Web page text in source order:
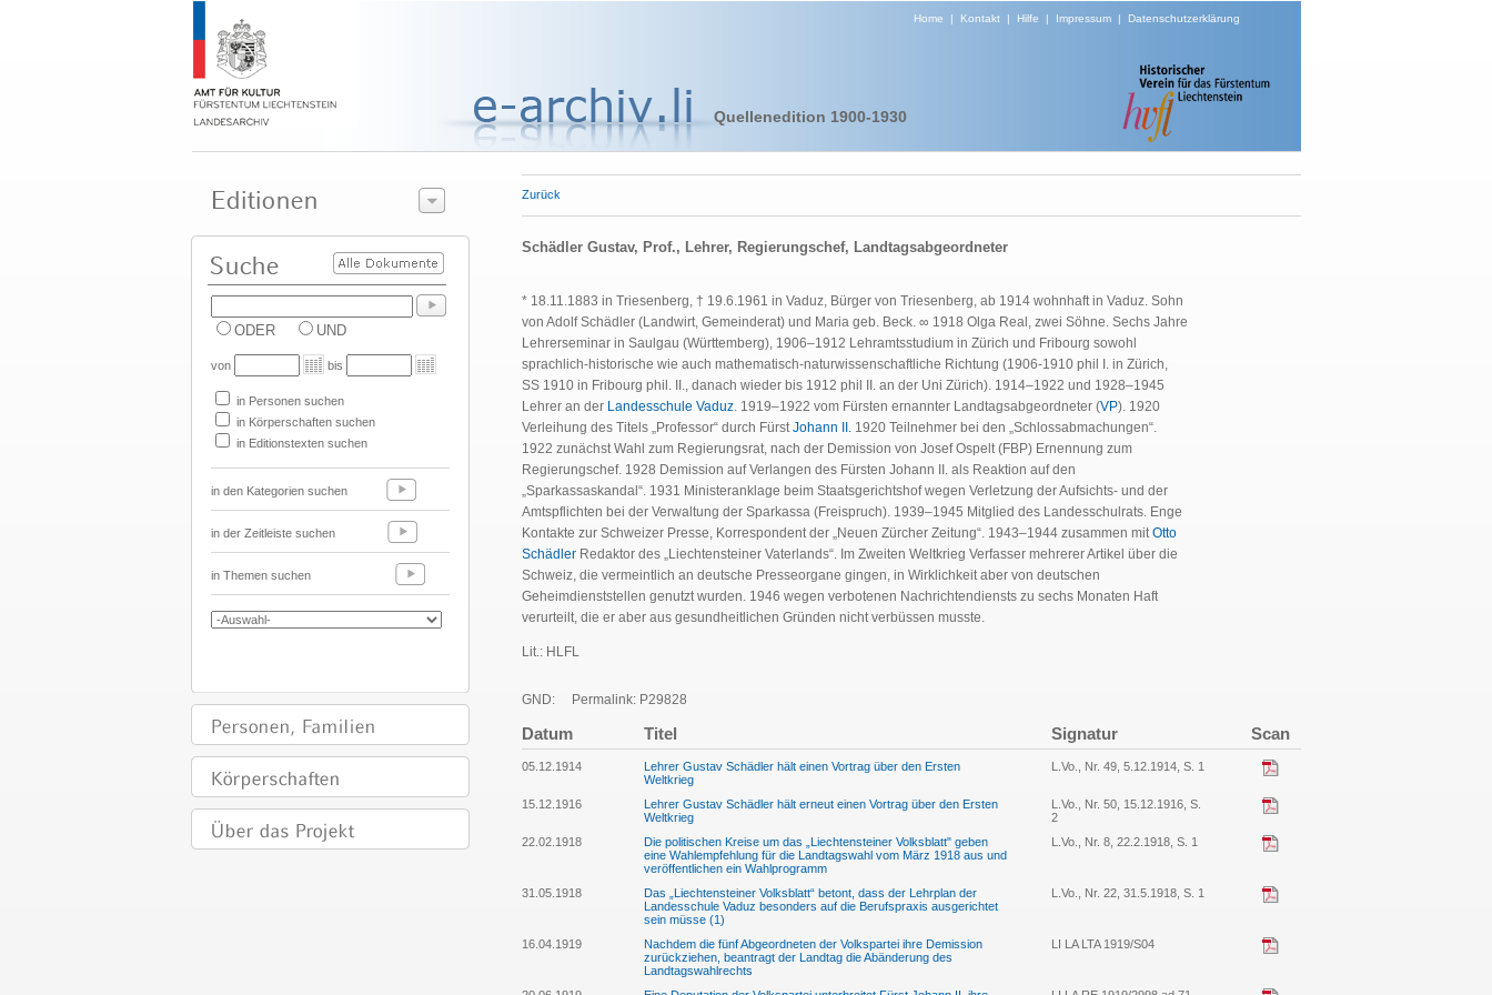
Home | Kontakt| Hilfe | Impressum| Datenschutzerklärung
Quellenedition 1900-1930
ODER UND
von bis
in Personen suchen
in Körperschaften suchen
in Editionstexten suchen
in den Kategorien suchen
in der Zeitleiste suchen
in Themen suchen
Zurück
Schädler Gustav, Prof., Lehrer, Regierungschef, Landtagsabgeordneter
* 18.11.1883 in Triesenberg, † 19.6.1961 in Vaduz, Bürger von Triesenberg, ab 1914 wohnhaft in Vaduz. Sohn
von Adolf Schädler (Landwirt, Gemeinderat) und Maria geb. Beck. ∞ 1918 Olga Real, zwei Söhne. Sechs Jahre
Lehrerseminar in Saulgau (Württemberg), 1906–1912 Lehramtsstudium in Zürich und Fribourg sowohl
sprachlich-historische wie auch mathematisch-naturwissenschaftliche Richtung (1906-1910 phil I. in Zürich,
SS 1910 in Fribourg phil. II., danach wieder bis 1912 phil II. an der Uni Zürich). 1914–1922 und 1928–1945
Lehrer an der Landesschule Vaduz. 1919–1922 vom Fürsten ernannter Landtagsabgeordneter (VP). 1920
Verleihung des Titels „Professor“ durch FürstJohann II. 1920 Teilnehmer bei den „Schlossabmachungen“.
1922 zunächst Wahl zum Regierungsrat, nach der Demission von Josef Ospelt (FBP) Ernennung zum
Regierungschef. 1928 Demission auf Verlangen des Fürsten Johann II. als Reaktion auf den
„Sparkassaskandal“. 1931 Ministeranklage beim Staatsgerichtshof wegen Verletzung der Aufsichts- und der
Amtspflichten bei der Verwaltung der Sparkassa (Freispruch). 1939–1945 Mitglied des Landesschulrats. Enge
Kontakte zur Schweizer Presse, Korrespondent der „Neuen Zürcher Zeitung“. 1943–1944 zusammen mitOtto
Schädler Redaktor des „Liechtensteiner Vaterlands“. Im Zweiten Weltkrieg Verfasser mehrerer Artikel über die
Schweiz, die vermeintlich an deutsche Presseorgane gingen, in Wirklichkeit aber von deutschen
Geheimdienststellen genutzt wurden. 1946 wegen verbotenen Nachrichtendiensts zu sechs Monaten Haft
verurteilt, die er aber aus gesundheitlichen Gründen nicht verbüssen musste.
Lit.: HLFL
GND: Permalink: P29828
Datum Titel Signatur Scan
05.12.1914
Lehrer Gustav Schädler hält einen Vortrag über den Ersten
Weltkrieg
L.Vo., Nr. 49, 5.12.1914, S. 1
15.12.1916
Lehrer Gustav Schädler hält erneut einen Vortrag über den Ersten
Weltkrieg
L.Vo., Nr. 50, 15.12.1916, S.
2
22.02.1918
Die politischen Kreise um das „Liechtensteiner Volksblatt" geben
eine Wahlempfehlung für die Landtagswahl vom März 1918 aus und
veröffentlichen ein Wahlprogramm
L.Vo., Nr. 8, 22.2.1918, S. 1
31.05.1918
Das „Liechtensteiner Volksblatt“ betont, dass der Lehrplan der
Landesschule Vaduz besonders auf die Berufspraxis ausgerichtet
sein müsse (1)
L.Vo., Nr. 22, 31.5.1918, S. 1
16.04.1919
Nachdem die fünf Abgeordneten der Volkspartei ihre Demission
zurückziehen, beantragt der Landtag die Abänderung des
Landtagswahlrechts
LI LA LTA 1919/S04